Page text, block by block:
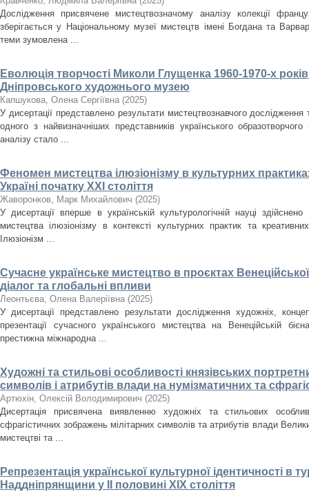
Дослідження присвячене мистецтвозначому аналізу колекції
зберігається у Національному музеї мистецтв імені Богдана та
теми зумовлена ...
Еволюція творчості Миколи Глущенка 1960-1970-х
Дніпровського художнього музею
Капшукова, Олена Сергіївна (2025)
У дисертації представлено результати мистецтвознавчого
одного з найвизначніших представників українського
аналізу стало ...
Феномен мистецтва ілюзіонізму в культурних
Україні початку ХХІ століття
Жаворонков, Марк Михайлович (2025)
У дисертації вперше в українській культурологічній науці
мистецтва ілюзіонізму в контексті культурних практик та
Ілюзіонізм ...
Сучасне українське мистецтво в проєктах
діалог та глобальні впливи
Леонтьєва, Олена Валеріївна (2025)
У дисертації представлено результати дослідження художніх,
презентації сучасного українського мистецтва на Венеційській
престижна міжнародна ...
Художні та стильові особливості князівських
символів і атрибутів влади на нумізматичних та
Артюхін, Олексій Володимирович (2025)
Дисертація присвячена виявленню художніх та стильових
сфрагістичних зображень мілітарних символів та атрибутів влади
мистецтві та ...
Репрезентація української культурної ідентичності в
Наддніпрянщини у ІІ половині XIX століття